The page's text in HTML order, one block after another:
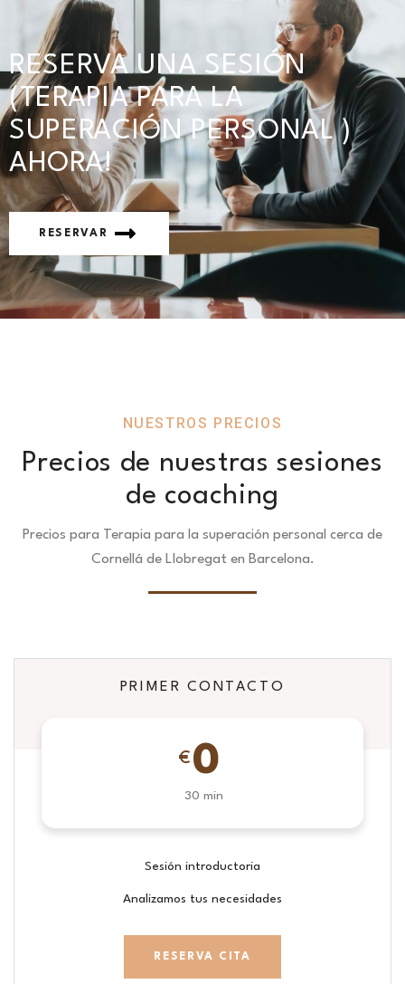
RESERVA UNA SESIÓN
(TERAPIA PARA LA
SUPERACIÓN PERSONAL )
AHORA!
RESERVAR
NUESTROS PRECIOS
Precios de nuestras sesiones
de coaching
Precios para Terapia para la superación personal cerca de
Cornellá de Llobregat en Barcelona.
PRIMER CONTACTO
€ 0
30 min
Sesión introductoria
Analizamos tus necesidades
RESERVA CITA